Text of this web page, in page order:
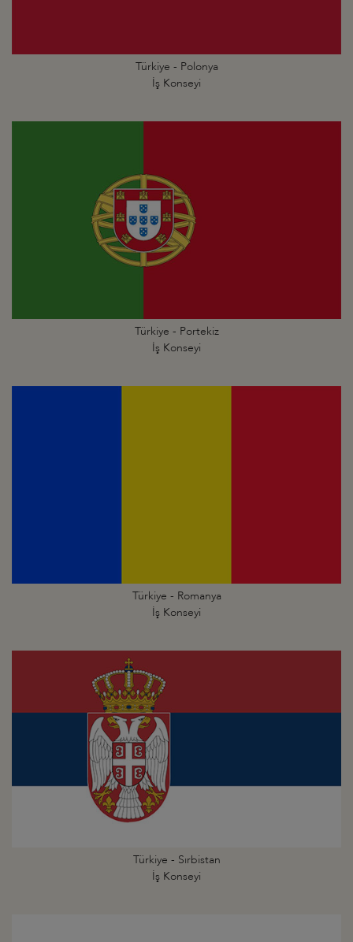
Türkiye - Polonya
İş Konseyi
Türkiye - Portekiz
İş Konseyi
Türkiye - Romanya
İş Konseyi
Türkiye - Sırbistan
İş Konseyi